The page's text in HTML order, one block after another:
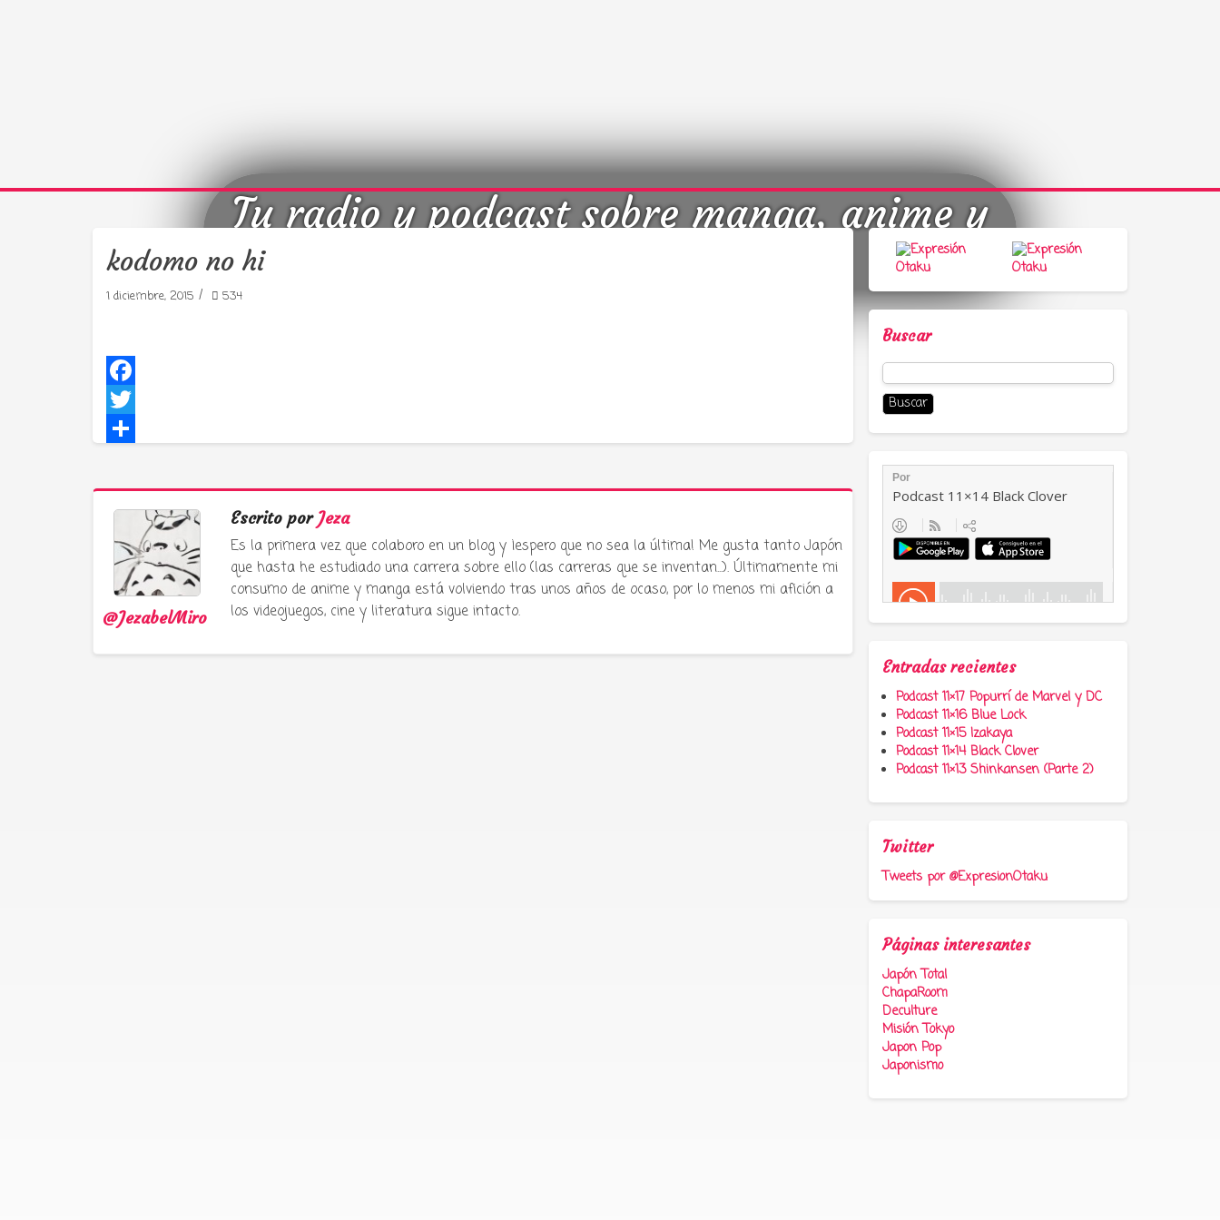
Tu radio y podcast sobre manga, anime y
kodomo no hi
1 diciembre, 2015 / 534
Facebook
Twitter
@JezabelMiro
Escrito por Jeza
Es la primera vez que colaboro en un blog y ¡espero que no sea la última! Me gusta tanto Japón
que hasta he estudiado una carrera sobre ello (las carreras que se inventan...). Últimamente mi
consumo de anime y manga está volviendo tras unos años de ocaso, por lo menos mi afición a
los videojuegos, cine y literatura sigue intacto.
Buscar
Buscar:
Entradas recientes
Podcast 11×17 Popurrí de Marvel y DC
Podcast 11×16 Blue Lock
Podcast 11×15 Izakaya
Podcast 11×14 Black Clover
Podcast 11×13 Shinkansen (Parte 2)
Twitter
Tweets por @ExpresionOtaku
Páginas interesantes
Japón Total
ChapaRoom
Deculture
Misión Tokyo
Japon Pop
Japonismo